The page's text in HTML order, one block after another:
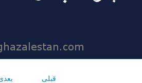
قبلی